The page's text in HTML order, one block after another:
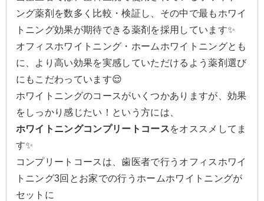
ング薬剤を数多く比較・検証し、その中で最もホワイ
トニング効果が期待できる薬剤を採用しています✨
オフィスホワイトニング・ホームホワイトニングとも
に、より高い効果を実感していただけるよう薬剤選び
にもこだわっています😌
ホワイトニングのコースがいくつかありますが、効果
をしっかり感じたい！という方には、
ホワイトニングコンプリートコースをオススメしてま
す✨
コンプリートコースは、歯医者で行うオフィスホワイ
トニング3回とお家での行うホームホワイトニングが
セットに